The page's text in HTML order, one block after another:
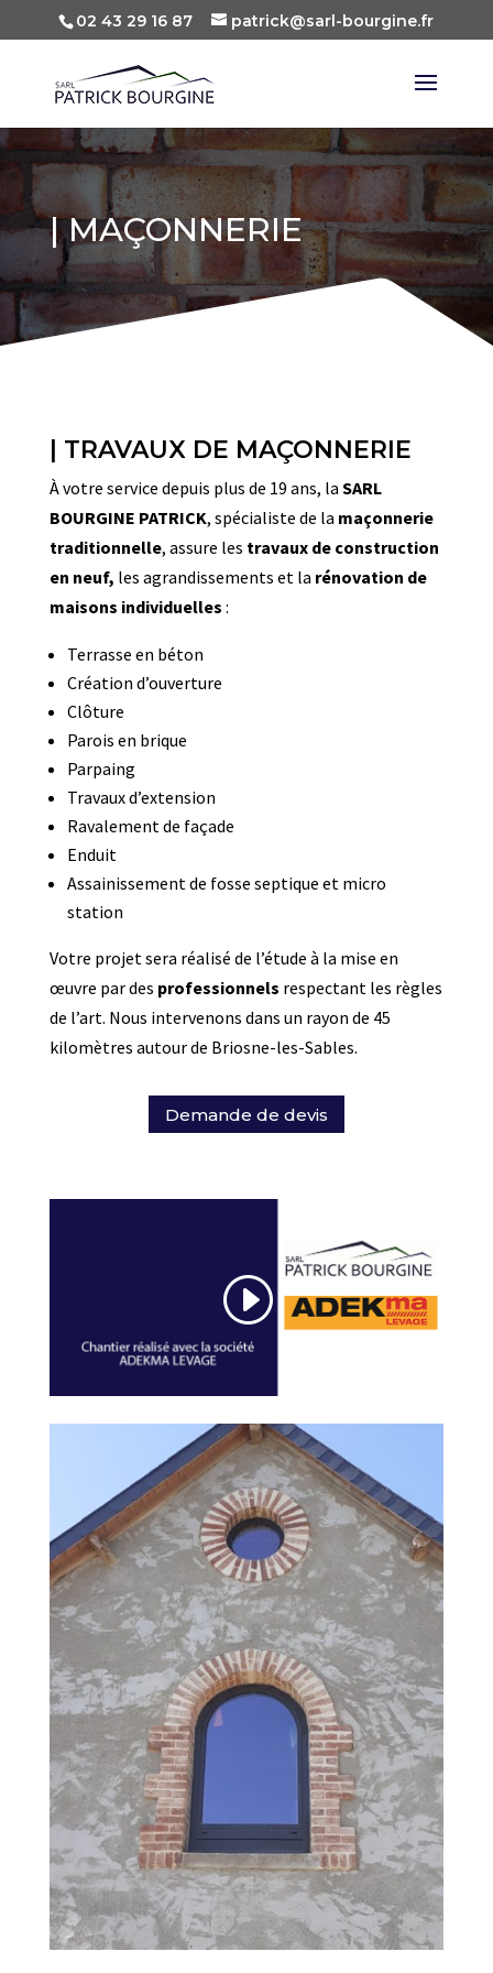
02 43 29 16 87 patrick@sarl-bourgine.fr
| MAÇONNERIE
| TRAVAUX DE MAÇONNERIE
À votre service depuis plus de 19 ans, la SARL
BOURGINE PATRICK, spécialiste de la maçonnerie
traditionnelle, assure les travaux de construction
en neuf, les agrandissements et la rénovation de
maisons individuelles :
Terrasse en béton
Création d’ouverture
Clôture
Parois en brique
Parpaing
Travaux d’extension
Ravalement de façade
Enduit
Assainissement de fosse septique et micro
station
Votre projet sera réalisé de l’étude à la mise en
œuvre par des professionnels respectant les règles
de l’art. Nous intervenons dans un rayon de 45
kilomètres autour de Briosne-les-Sables.
Demande de devis